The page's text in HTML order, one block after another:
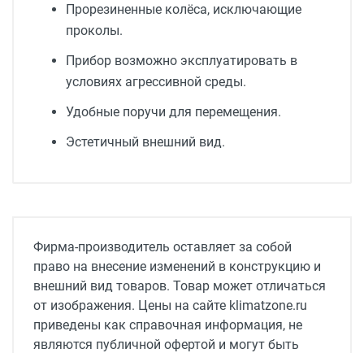
Прорезиненные колёса, исключающие
проколы.
Прибор возможно эксплуатировать в
условиях агрессивной среды.
Удобные поручи для перемещения.
Эстетичный внешний вид.
дизель
Производительность, м3/ч
500
Тип установки
Фирма-производитель оставляет за собой
право на внесение изменений в конструкцию и
внешний вид товаров. Товар может отличаться
от изображения. Цены на сайте klimatzone.ru
приведены как справочная информация, не
являются публичной офертой и могут быть